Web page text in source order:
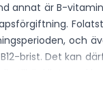
annat är B-
och
brist. Det kan